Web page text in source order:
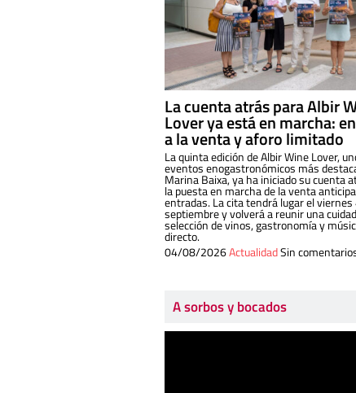
La cuenta atrás para Albir
Lover ya está en marcha:
a la venta y aforo limitado
La quinta edición de Albir Wine Lover,
eventos enogastronómicos más
Marina Baixa, ya ha iniciado su cuenta
la puesta en marcha de la venta
entradas. La cita tendrá lugar el viernes
septiembre y volverá a reunir una
selección de vinos, gastronomía y
directo.
04/08/2026ActualidadSin
A sorbos y bocados